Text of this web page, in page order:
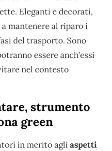
Eleganti e decorati,
mantenere al riparo i
del trasporto. Sono
essere anch’essi
nel contesto
strumento
green
in merito agliaspetti